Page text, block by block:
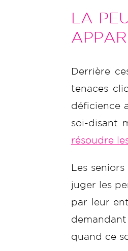
LA
Derrière
tenaces
déficience
soi-disant
résoudre
Les
juger les
par leur
quand ce